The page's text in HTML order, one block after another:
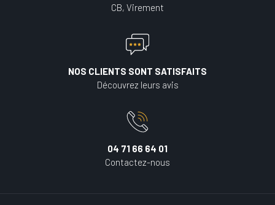
CB, Virement
NOS CLIENTS SONT SATISFAITS
Découvrez leurs avis
04 71 66 64 01
Contactez-nous